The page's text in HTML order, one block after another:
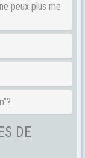
peux plus me
DE